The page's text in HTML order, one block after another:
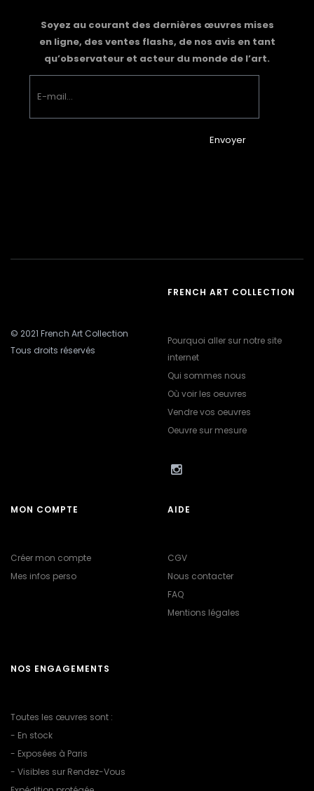
Soyez au courant des dernières œuvres mises
en ligne, des ventes flashs, de nos avis en tant
qu’observateur et acteur du monde de l’art.
Envoyer
© 2021 French Art Collection
Tous droits réservés
FRENCH ART COLLECTION
Pourquoi aller sur notre site
internet
Qui sommes nous
Où voir les oeuvres
Vendre vos oeuvres
Oeuvre sur mesure
MON COMPTE
Créer mon compte
Mes infos perso
AIDE
CGV
Nous contacter
FAQ
Mentions légales
NOS ENGAGEMENTS
Toutes les œuvres sont :
- En stock
- Exposées à Paris
- Visibles sur Rendez-Vous